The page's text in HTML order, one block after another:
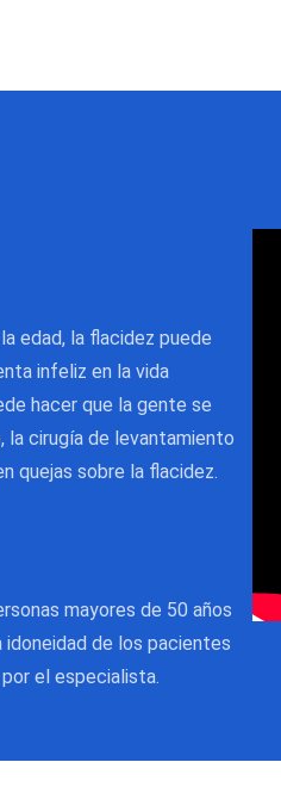
edad, la flacidez puede
infeliz en la vida
hacer que la gente se
cirugía de levantamiento
quejas sobre la flacidez.
mayores de 50 años
idoneidad de los pacientes
el especialista.